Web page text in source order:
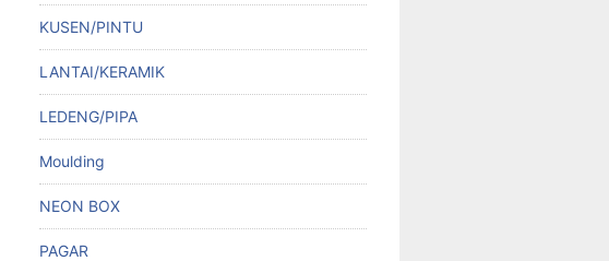
KUSEN/PINTU
LANTAI/KERAMIK
LEDENG/PIPA
Moulding
NEON BOX
PAGAR